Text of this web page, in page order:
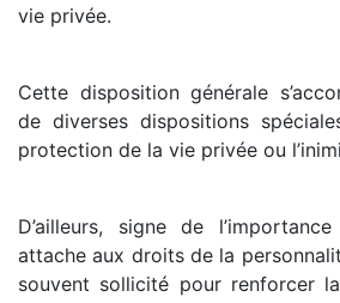
vie privée.
Cette disposition générale
de diverses dispositions
protection de la vie privée ou
D’ailleurs, signe de
attache aux droits de la
souvent sollicité pour renforcer